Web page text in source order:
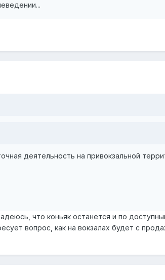
деятельность на привокзальной
что коньяк останется и по
вопрос, как на вокзалах будет с